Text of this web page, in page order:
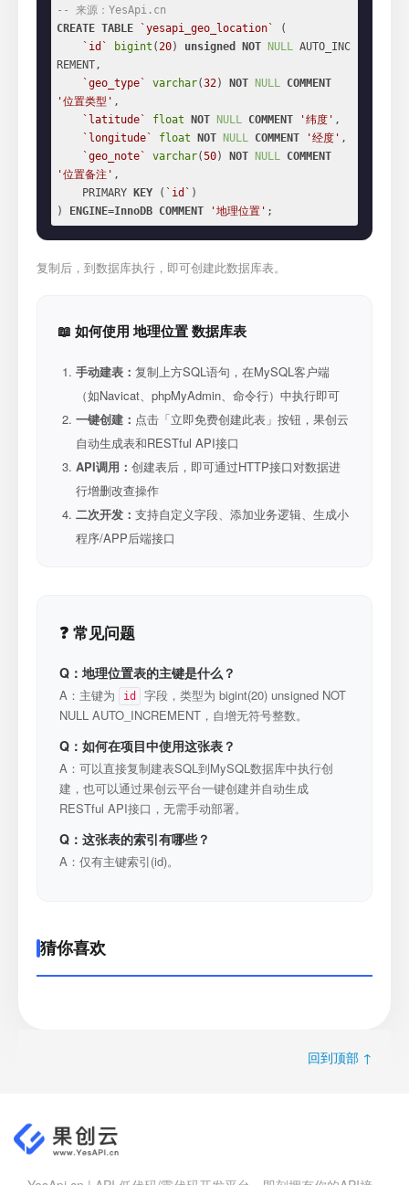
-- 来源：YesApi.cn
CREATE TABLE `yesapi_geo_location`
(
`id`
bigint (20) unsigned NOT NULL AUTO_INC
REMENT,
`geo_type`
varchar(32) NOT NULL COMMENT
'位置类型' ,
`latitude`
float NOT NULL COMMENT '纬度' ,
`longitude`
float NOT NULL COMMENT '经度' ,
`geo_note`
varchar(50) NOT NULL COMMENT
'位置备注' ,
    PRIMARY
KEY ( `id` )
)
ENGINE=InnoDB COMMENT '地理位置' ;
复制后，到数据库执行，即可创建此数据库表。
📖 如何使用 地理位置 数据库表
手动建表： 复制上方SQL语句，在MySQL客户端
（如Navicat、phpMyAdmin、命令行）中执行即可
一键创建： 点击「立即免费创建此表」按钮，果创云
自动生成表和RESTful API接口
API调用： 创建表后，即可通过HTTP接口对数据进
行增删改查操作
二次开发： 支持自定义字段、添加业务逻辑、生成小
程序/APP后端接口
❓ 常见问题
Q：地理位置表的主键是什么？
A：主键为 id
字段，类型为 bigint(20) unsigned NOT
NULL AUTO_INCREMENT，自增无符号整数。
Q：如何在项目中使用这张表？
A：可以直接复制建表SQL到MySQL数据库中执行创
建，也可以通过果创云平台一键创建并自动生成
RESTful API接口，无需手动部署。
Q：这张表的索引有哪些？
A：仅有主键索引(id)。
猜你喜欢
回到顶部 ↑